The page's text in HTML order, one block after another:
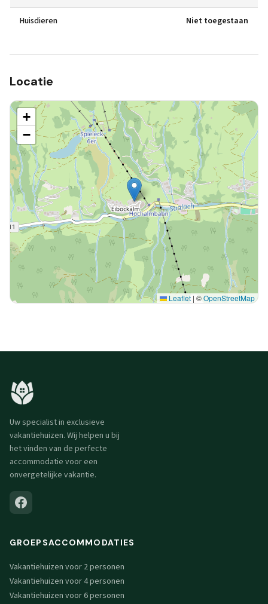
Huisdieren Niet toegestaan
Locatie
+
−
Leaflet | ©OpenStreetMap
Uw specialist in exclusieve
vakantiehuizen. Wij helpen u bij
het vinden van de perfecte
accommodatie voor een
onvergetelijke vakantie.
GROEPSACCOMMODATIES
Vakantiehuizen voor 2 personen
Vakantiehuizen voor 4 personen
Vakantiehuizen voor 6 personen